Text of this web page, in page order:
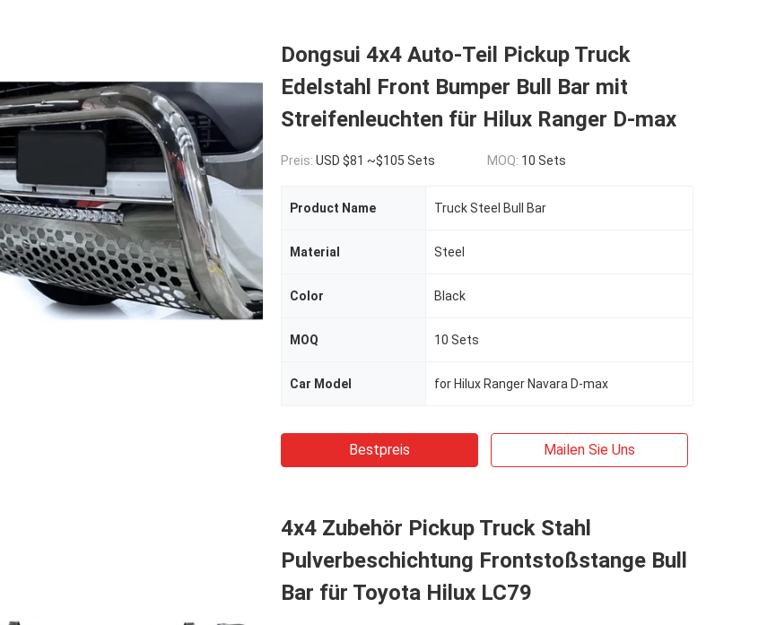
Dongsui 4x4 Auto-Teil Pickup Truck
Edelstahl Front Bumper Bull Bar mit
Streifenleuchten für Hilux Ranger D-max
Preis: USD $81 ~$105 Sets MOQ: 10 Sets
Product Name Truck Steel Bull Bar
Material Steel
Color Black
MOQ 10 Sets
Car Model for Hilux Ranger Navara D-max
Bestpreis Mailen Sie Uns
4x4 Zubehör Pickup Truck Stahl
Pulverbeschichtung Frontstoßstange Bull
Bar für Toyota Hilux LC79